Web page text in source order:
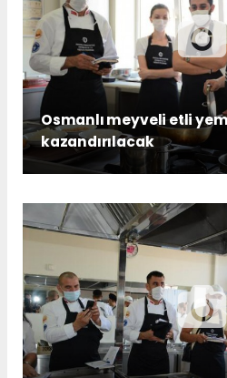
Osmanlı meyveli etli
kazandırılacak